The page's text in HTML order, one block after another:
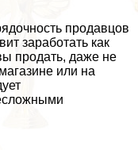
продавцов
заработать как
продать, даже не
или на